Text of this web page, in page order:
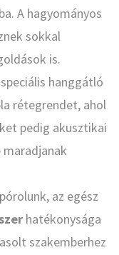
A hagyományos
sokkal
is.
hanggátló
rétegrendet, ahol
pedig akusztikai
az egész
hatékonysága
szakemberhez